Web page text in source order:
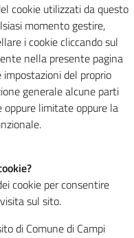
cookie utilizzati da questo
momento gestire,
i cookie cliccando sul
nella presente pagina
impostazioni del proprio
generale alcune parti
limitate oppure la
cookie per consentire
sul sito.
di Comune di Campi